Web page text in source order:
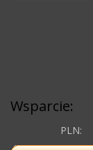
Wsparcie:
PLN: